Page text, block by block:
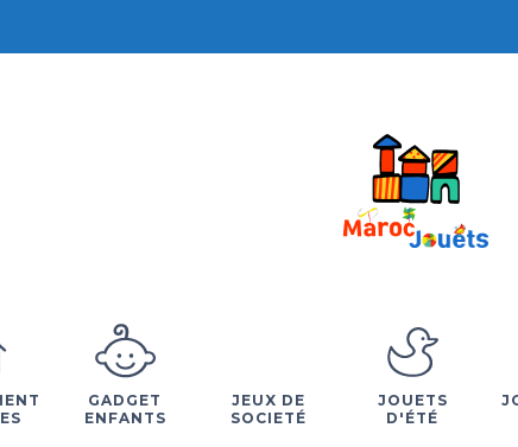
GADGET
ENFANTS
JEUX DE
SOCIETÉ
JOUETS
D'ÉTÉ